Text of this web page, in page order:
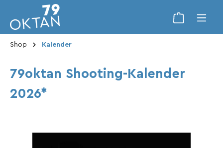
Shop Kalender
79oktan Shooting-Kalender
2026*